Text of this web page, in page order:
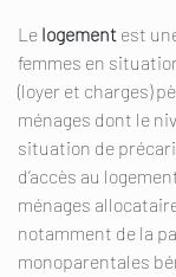
Le logement est
femmes en
(loyer et charges)
ménages dont le
situation de
d’accès au
ménages
notamment de la
monoparentales